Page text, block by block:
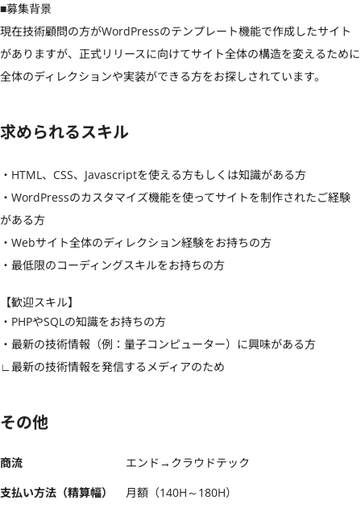
■募集背景
現在技術顧問の方がWordPressのテンプレート機能で作成したサイト
がありますが、正式リリースに向けてサイト全体の構造を変えるために
全体のディレクションや実装ができる方をお探しされています。
求められるスキル
・HTML、CSS、Javascriptを使える方もしくは知識がある方
・WordPressのカスタマイズ機能を使ってサイトを制作されたご経験
がある方
・Webサイト全体のディレクション経験をお持ちの方
・最低限のコーディングスキルをお持ちの方
【歓迎スキル】
・PHPやSQLの知識をお持ちの方
・最新の技術情報（例：量子コンピューター）に興味がある方
∟最新の技術情報を発信するメディアのため
その他
商流
エンド→クラウドテック
支払い方法（精算幅）
月額（140H～180H）